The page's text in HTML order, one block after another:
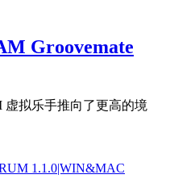
Groovemate
虚拟乐手推向了更高的境